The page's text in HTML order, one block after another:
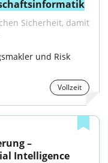
Sicherheit, damit
und Risk
Vollzeit
–
Intelligence